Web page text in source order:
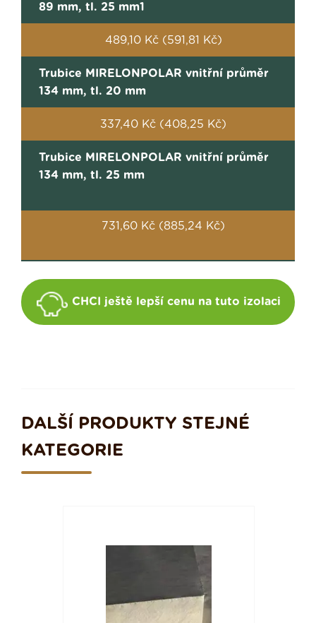
89 mm, tl. 25 mm1
489,10 Kč (591,81 Kč)
Trubice MIRELONPOLAR vnitřní průměr
134 mm, tl. 20 mm
337,40 Kč (408,25 Kč)
Trubice MIRELONPOLAR vnitřní průměr
134 mm, tl. 25 mm
731,60 Kč (885,24 Kč)
CHCI ještě lepší cenu na tuto izolaci
DALŠÍ PRODUKTY STEJNÉ
KATEGORIE